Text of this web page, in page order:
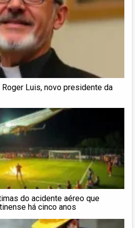
Luis, novo presidente da
do acidente aéreo que
há cinco anos